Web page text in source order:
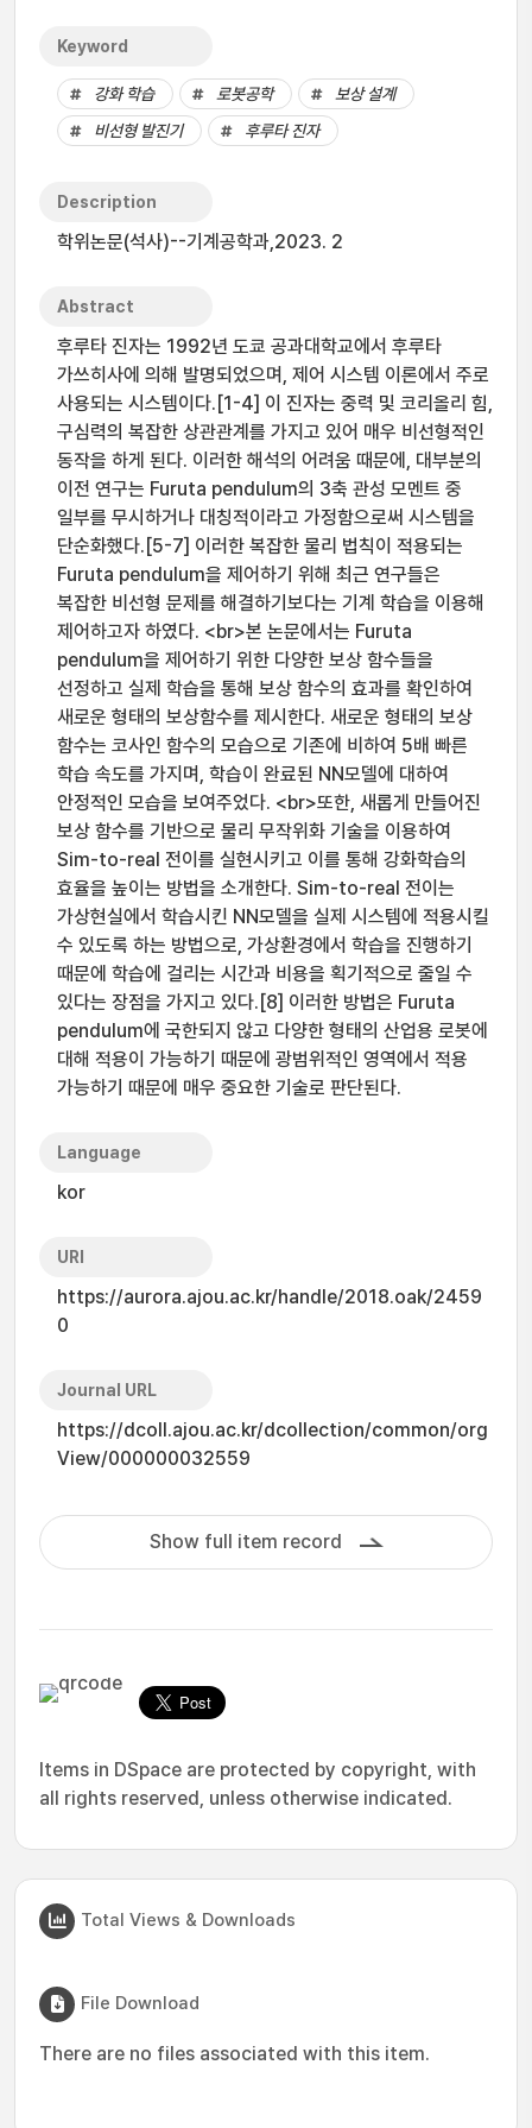
Keyword
강화 학습 로봇공학
보상 설계
비선형 발진기
후루타 진자
Description
학위논문(석사)--기계공학과,2023. 2
Abstract
후루타 진자는 1992년 도쿄 공과대학교에서 후루타
가쓰히사에 의해 발명되었으며, 제어 시스템 이론에서 주로
사용되는 시스템이다.[1-4] 이 진자는 중력 및 코리올리 힘,
구심력의 복잡한 상관관계를 가지고 있어 매우 비선형적인
동작을 하게 된다. 이러한 해석의 어려움 때문에, 대부분의
이전 연구는 Furuta pendulum의 3축 관성 모멘트 중
일부를 무시하거나 대칭적이라고 가정함으로써 시스템을
단순화했다.[5-7] 이러한 복잡한 물리 법칙이 적용되는
Furuta pendulum을 제어하기 위해 최근 연구들은
복잡한 비선형 문제를 해결하기보다는 기계 학습을 이용해
제어하고자 하였다. <br>본 논문에서는 Furuta
pendulum을 제어하기 위한 다양한 보상 함수들을
선정하고 실제 학습을 통해 보상 함수의 효과를 확인하여
새로운 형태의 보상함수를 제시한다. 새로운 형태의 보상
함수는 코사인 함수의 모습으로 기존에 비하여 5배 빠른
학습 속도를 가지며, 학습이 완료된 NN모델에 대하여
안정적인 모습을 보여주었다. <br>또한, 새롭게 만들어진
보상 함수를 기반으로 물리 무작위화 기술을 이용하여
Sim-to-real 전이를 실현시키고 이를 통해 강화학습의
효율을 높이는 방법을 소개한다. Sim-to-real 전이는
가상현실에서 학습시킨 NN모델을 실제 시스템에 적용시킬
수 있도록 하는 방법으로, 가상환경에서 학습을 진행하기
때문에 학습에 걸리는 시간과 비용을 획기적으로 줄일 수
있다는 장점을 가지고 있다.[8] 이러한 방법은 Furuta
pendulum에 국한되지 않고 다양한 형태의 산업용 로봇에
대해 적용이 가능하기 때문에 광범위적인 영역에서 적용
가능하기 때문에 매우 중요한 기술로 판단된다.
Language
kor
URI
https://aurora.ajou.ac.kr/handle/2018.oak/2459
0
Journal URL
https://dcoll.ajou.ac.kr/dcollection/common/org
View/000000032559
Show full item record
Items in DSpace are protected by copyright, with
all rights reserved, unless otherwise indicated.
Total Views & Downloads
File Download
There are no files associated with this item.